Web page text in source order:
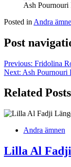
Ash Pournouri
Posted in Andra
Post
Previous: Fridolina
Next: Ash Pournouri
Related Posts
Andra ämnen
Lilla Al